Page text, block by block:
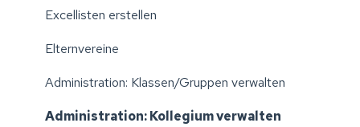
Excellisten erstellen
Elternvereine
Administration: Klassen/Gruppen verwalten
Administration: Kollegium verwalten